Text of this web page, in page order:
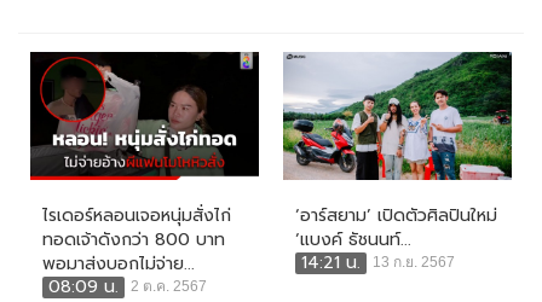
ไรเดอร์หลอนเจอหนุ่มสั่งไก่
ทอดเจ้าดังกว่า 800 บาท
พอมาส่งบอกไม่จ่าย...
08:09 น.
2 ต.ค. 2567
‘อาร์สยาม’ เปิดตัวศิลปินใหม่
‘แบงค์ ธัชนนท์...
14:21 น.
13 ก.ย. 2567